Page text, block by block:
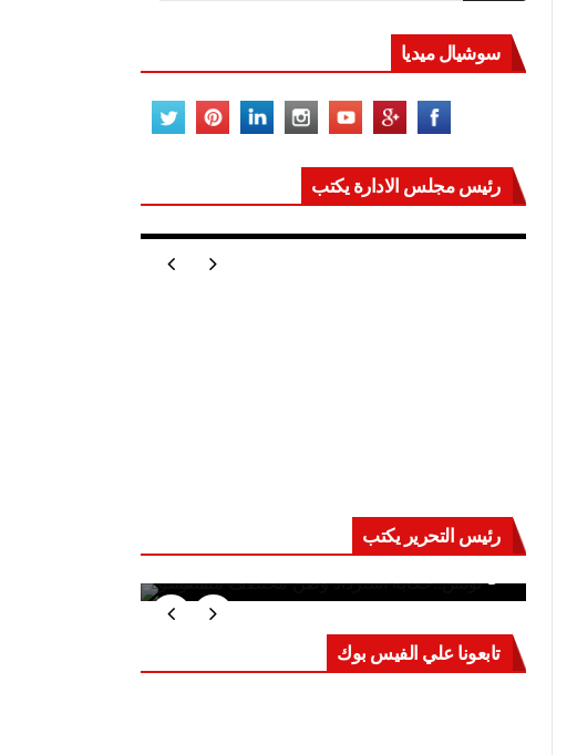
سوشيال ميديا
رئيس مجلس الادارة يكتب
مصر تعيد للعالم اتزانه
رئيس التحرير يكتب
حرب على العقول.. حادثة دمياط تكشف
تابعونا علي الفيس بوك